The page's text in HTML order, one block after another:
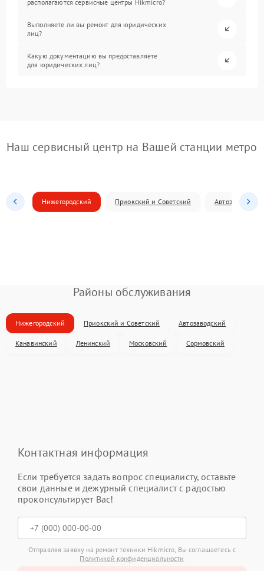
располагаются сервисные центры Hikmicro?
Выполняете ли вы ремонт для юридических
лиц?
Какую документацию вы предоставляете
для юридических лиц?
Наш сервисный центр на Вашей станции метро
Нижегородский Приокский и Советский Автозаводский
Районы обслуживания
Нижегородский Приокский и Советский Автозаводский
Канавинский Ленинский Московский Сормовский
Контактная информация
Если требуется задать вопрос специалисту, оставьте
свои данные и дежурный специалист с радостью
проконсультирует Вас!
Отправляя заявку на ремонт техники Hikmicro, Вы соглашаетесь с
Политикой конфиденциальности